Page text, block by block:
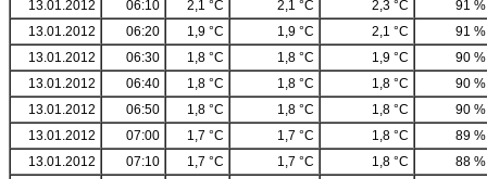
13.01.2012
06:10 2,1 °C 2,1 °C 2,3 °C
91 %
13.01.2012
06:20 1,9 °C 1,9 °C 2,1 °C
91 %
13.01.2012
06:30 1,8 °C 1,8 °C 1,9 °C
90 %
13.01.2012
06:40 1,8 °C 1,8 °C 1,8 °C
90 %
13.01.2012
06:50 1,8 °C 1,8 °C 1,8 °C
90 %
13.01.2012
07:00 1,7 °C 1,7 °C 1,8 °C
89 %
13.01.2012
07:10 1,7 °C 1,7 °C 1,8 °C
88 %